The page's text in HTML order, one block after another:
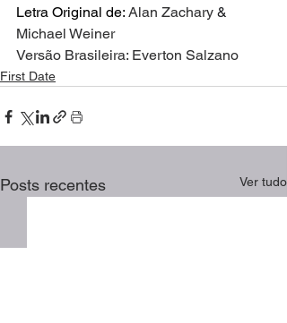
Letra Original de: Alan Zachary &
Michael Weiner
Versão Brasileira: Everton Salzano
First Date
Posts recentes Ver tudo